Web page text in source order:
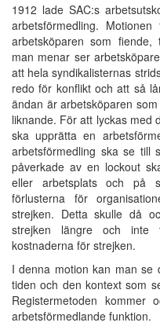
1912 lade SAC:s
arbetsförmedling.
arbetsköparen som
man menar ser
att hela syndikalisternas
redo för konflikt och att så
ändan är arbetsköparen
liknande. För att lyckas med
ska upprätta en
arbetsförmedling ska se
påverkade av en lockout
eller arbetsplats och på
förlusterna för
strejken. Detta skulle då
strejken längre och
kostnaderna för strejken.
I denna motion kan man se
tiden och den kontext som
Registermetoden
arbetsförmedlande funktion.